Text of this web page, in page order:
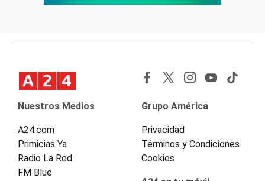
Nuestros Medios
A24.com
Primicias Ya
Radio La Red
FM Blue
Grupo América
Privacidad
Términos y Condiciones
Cookies